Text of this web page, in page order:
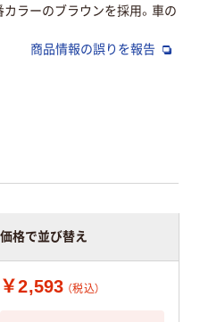
ラーのブラウンを採用。車の
商品情報の誤りを報告
価格で並び替え
￥2,593 （税込）